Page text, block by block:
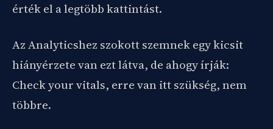
érték el a legtöbb kattintást.
Az Analyticshez szokott szemnek egy kicsit
hiányérzete van ezt látva, de ahogy írják:
Check your vitals, erre van itt szükség, nem
többre.